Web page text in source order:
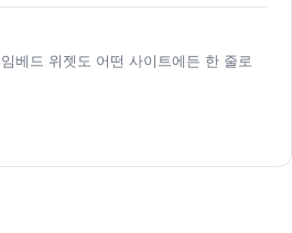
임베드 위젯도 어떤 사이트에든 한 줄로